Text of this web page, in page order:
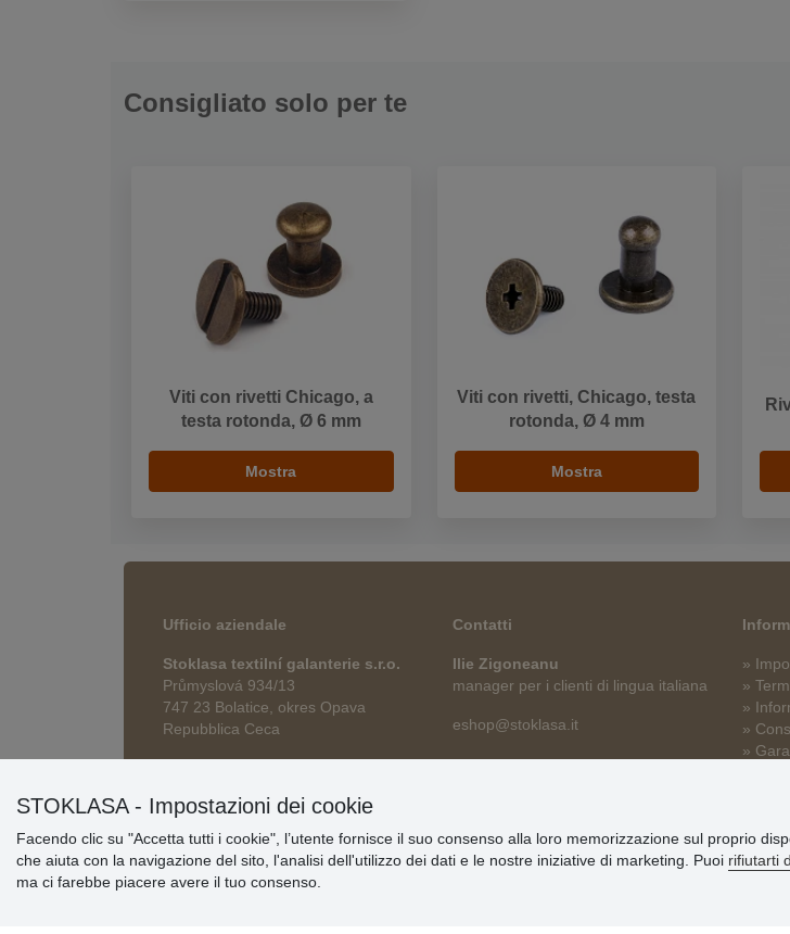
Consigliato solo per te
Viti con rivetti Chicago, a
testa rotonda, Ø 6 mm
Mostra
Viti con rivetti, Chicago, testa
rotonda, Ø 4 mm
Mostra
Ufficio aziendale
Stoklasa textilní galanterie s.r.o.
Průmyslová 934/13
747 23 Bolatice, okres Opava
Repubblica Ceca
Contatti
Ilie Zigoneanu
manager per i clienti di lingua italiana
eshop@stoklasa.it
»
»
»
»
»
STOKLASA - Impostazioni dei cookie
Facendo clic su "Accetta tutti i cookie", l’utente fornisce il suo consenso alla loro memorizzazione sul proprio
che aiuta con la navigazione del sito, l'analisi dell'utilizzo dei dati e le nostre iniziative di marketing. Puoi rifiutarti
ma ci farebbe piacere avere il tuo consenso.